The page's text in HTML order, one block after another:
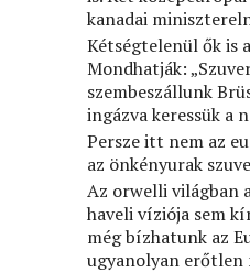
kanadai
Kétségtelenül ők is
Mondhatják:
szembeszállunk
ingázva keressük a
Persze itt nem az
az önkényurak
Az orwelli világban
haveli víziója sem
még bízhatunk az
ugyanolyan erőtlen